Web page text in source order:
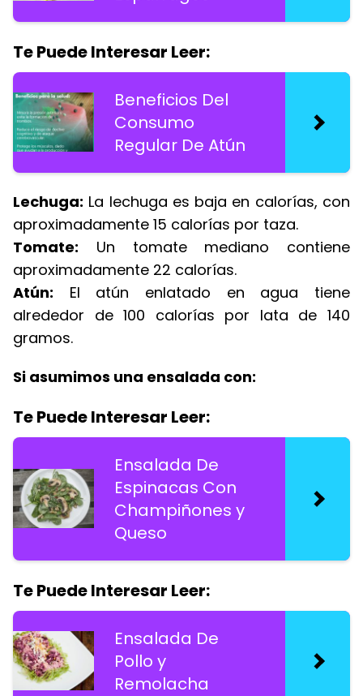
Te Puede Interesar Leer:
Beneficios Del
Consumo
Regular De Atún
Lechuga: La lechuga es baja en calorías, con
aproximadamente 15 calorías por taza.
Tomate: Un tomate mediano contiene
aproximadamente 22 calorías.
Atún: El atún enlatado en agua tiene
alrededor de 100 calorías por lata de 140
gramos.
Si asumimos una ensalada con:
Te Puede Interesar Leer:
Ensalada De
Espinacas Con
Champiñones y
Queso
Te Puede Interesar Leer:
Ensalada De
Pollo y
Remolacha